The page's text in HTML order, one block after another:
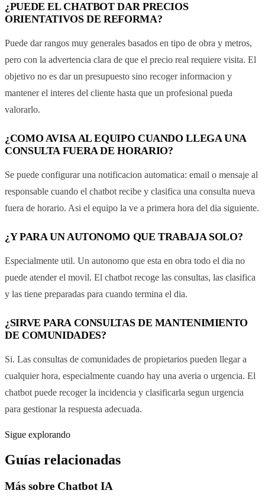
¿PUEDE EL CHATBOT DAR PRECIOS
ORIENTATIVOS DE REFORMA?
Puede dar rangos muy generales basados en tipo de obra y metros,
pero con la advertencia clara de que el precio real requiere visita. El
objetivo no es dar un presupuesto sino recoger informacion y
mantener el interes del cliente hasta que un profesional pueda
valorarlo.
¿COMO AVISA AL EQUIPO CUANDO LLEGA UNA
CONSULTA FUERA DE HORARIO?
Se puede configurar una notificacion automatica: email o mensaje al
responsable cuando el chatbot recibe y clasifica una consulta nueva
fuera de horario. Asi el equipo la ve a primera hora del dia siguiente.
¿Y PARA UN AUTONOMO QUE TRABAJA SOLO?
Especialmente util. Un autonomo que esta en obra todo el dia no
puede atender el movil. El chatbot recoge las consultas, las clasifica
y las tiene preparadas para cuando termina el dia.
¿SIRVE PARA CONSULTAS DE MANTENIMIENTO
DE COMUNIDADES?
Si. Las consultas de comunidades de propietarios pueden llegar a
cualquier hora, especialmente cuando hay una averia o urgencia. El
chatbot puede recoger la incidencia y clasificarla segun urgencia
para gestionar la respuesta adecuada.
Sigue explorando
Guías relacionadas
Más sobre Chatbot IA